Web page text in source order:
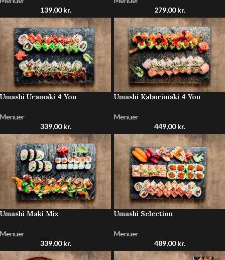
139,00kr.
279,00kr.
Umashi Uramaki 4 You
Menuer
339,00kr.
Umashi Kaburimaki 4 You
Menuer
449,00kr.
Umashi Maki Mix
Menuer
339,00kr.
Umashi Selection
Menuer
489,00kr.